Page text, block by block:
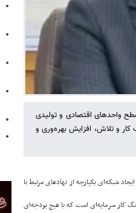
بیش از ۱۰ خانه فرهنگ کار در سطح واحدهای اقتصادی و تولیدی
کار و تلاش، افزایش بهره‌وری و
شبکه‌ای یکپارچه از نهادهای مرتبط با
کار سرمایه‌ای است که با هیچ بودجه‌ای